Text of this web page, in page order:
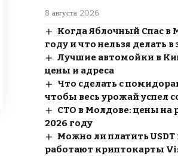
8 августа 2026
Когда Яблочный Спас в
году и что нельзя делать в
Лучшие автомойки в
цены и адреса
Что сделать с
чтобы весь урожай успел
СТО в Молдове: цены на
2026 году
Можно ли платить
работают криптокарты